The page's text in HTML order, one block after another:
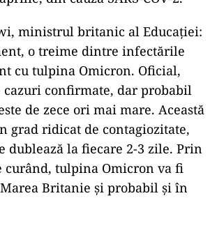
ministrul britanic al Educației:
o treime dintre infectările
cu tulpina Omicron. Oficial,
cazuri confirmate, dar probabil
de zece ori mai mare. Această
grad ridicat de contagiozitate,
dublează la fiecare 2-3 zile. Prin
curând, tulpina Omicron va fi
Britanie și probabil și în